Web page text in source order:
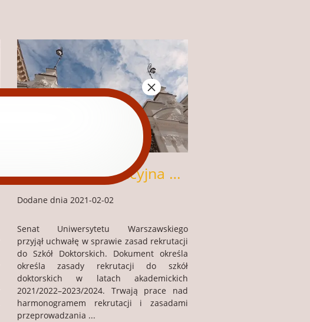
Uchwała rekrutacyjna 2021/22 – 2023/24
Dodane dnia 2021-02-02
Senat Uniwersytetu Warszawskiego
przyjął uchwałę w sprawie zasad rekrutacji
do Szkół Doktorskich. Dokument określa
określa zasady rekrutacji do szkół
doktorskich w latach akademickich
2021/2022–2023/2024. Trwają prace nad
harmonogramem rekrutacji i zasadami
przeprowadzania ...
×